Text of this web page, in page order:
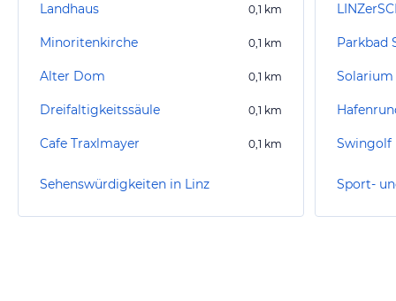
Landhaus 0,1 km
Minoritenkirche 0,1 km
Alter Dom 0,1 km
Dreifaltigkeitssäule 0,1 km
Cafe Traxlmayer 0,1 km
Sehenswürdigkeiten in Linz
Parkbad
Solarium
Swingolf
Sport-